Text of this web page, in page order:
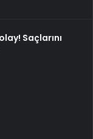
Saçlarını